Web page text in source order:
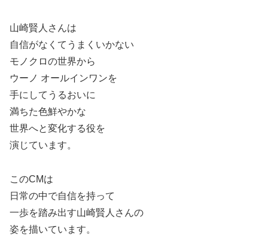
山崎賢人さんは
自信がなくてうまくいかない
モノクロの世界から
ウーノ オールインワンを
手にしてうるおいに
満ちた色鮮やかな
世界へと変化する役を
演じています。
このCMは
日常の中で自信を持って
一歩を踏み出す山崎賢人さんの
姿を描いています。